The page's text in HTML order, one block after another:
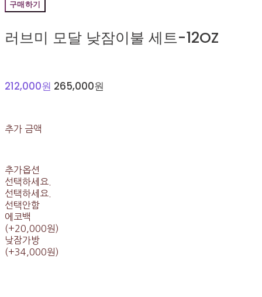
구매하기
러브미 모달 낮잠이불 세트-12OZ
212,000원 265,000원
추가 금액
추가옵션
선택하세요.
선택하세요.
선택안함
에코백
(+20,000원)
낮잠가방
(+34,000원)